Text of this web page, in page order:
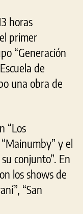
horas
primer
“Generación
de
una obra de
“Los
y el
conjunto”. En
los shows de
“San